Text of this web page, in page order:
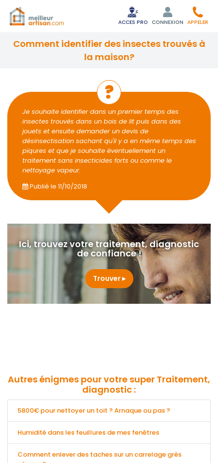
ACCES PRO CONNEXION APPELER
comment identifier des insectes trouvés à
la maison?
Je souhaite identifier dans un premier temps des
insectes trouvés dans un bois de lit puis dans des
jouets et ensuite demander un devis de
désinsectisation sachant qu'il y a en même temps des
piqures et que je souhaite éventuellement un
traitement sans insecticides forts ou comme le
nettoyage vapeur.
Publié le 11/10/2018
Ici, trouvez votre traitement, diagnostic
de confiance !
Trouver
Autres énigmes pour votre super Traitement,
diagnostic :
5800€ pour nettoyer un toit ? Arnaque ou pas ?
Humidité dans les feuillures de mes fenêtres
Comment enlever des taches sur un carrelage grès